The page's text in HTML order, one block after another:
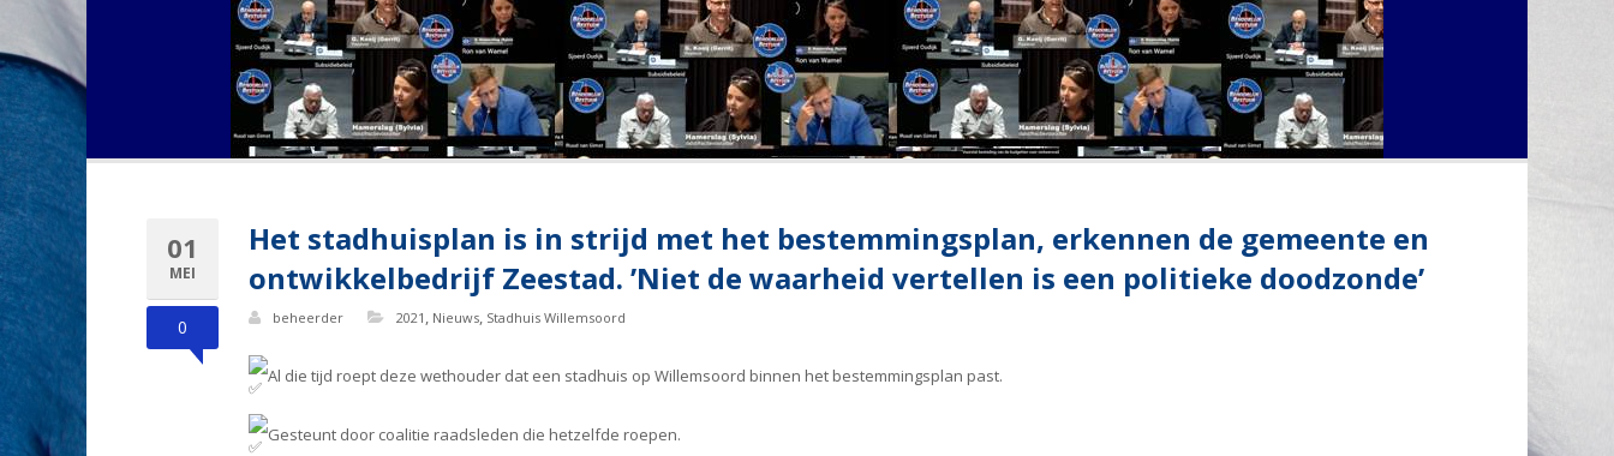
01
MEI
0
Het stadhuisplan is in strijd met het bestemmingsplan, erkennen de gemeente en
ontwikkelbedrijf Zeestad. ’Niet de waarheid vertellen is een politieke doodzonde’
beheerder 2021 , Nieuws, Stadhuis Willemsoord
Al die tijd roept deze wethouder dat een stadhuis op Willemsoord binnen het bestemmingsplan past.
Gesteunt door coalitie raadsleden die hetzelfde roepen.